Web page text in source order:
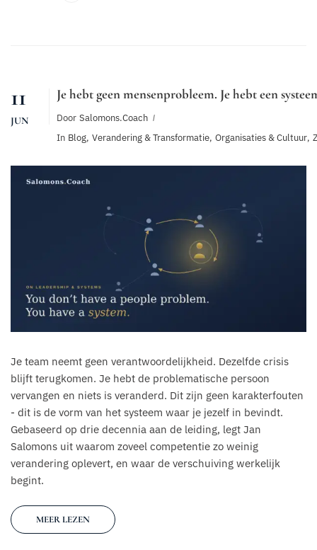
11
JUN
Je hebt geen mensenprobleem. Je hebt een
Door Salomons.coach
In Blog, Verandering & Transformatie, Organisaties & Cultuur,
Je team neemt geen verantwoordelijkheid. Dezelfde crisis
blijft terugkomen. Je hebt de problematische persoon
vervangen en niets is veranderd. Dit zijn geen karakterfouten
- dit is de vorm van het systeem waar je jezelf in bevindt.
Gebaseerd op drie decennia aan de leiding, legt Jan
Salomons uit waarom zoveel competentie zo weinig
verandering oplevert, en waar de verschuiving werkelijk
begint.
MEER LEZEN